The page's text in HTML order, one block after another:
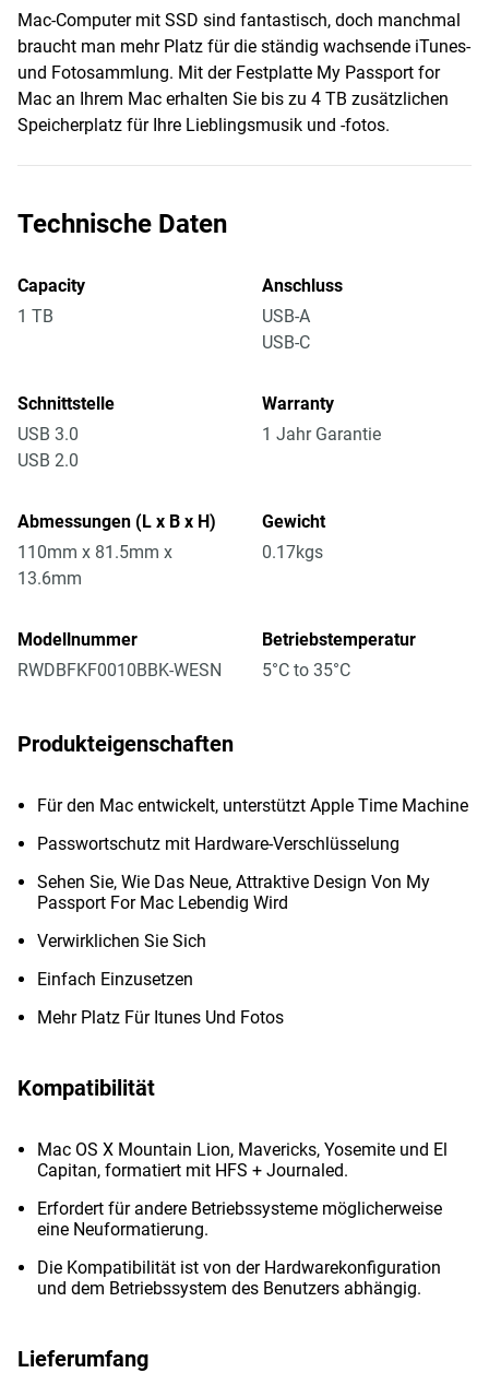
Mac-Computer mit SSD sind fantastisch, doch manchmal
braucht man mehr Platz für die ständig wachsende iTunes-
und Fotosammlung. Mit der Festplatte My Passport for
Mac an Ihrem Mac erhalten Sie bis zu 4 TB zusätzlichen
Speicherplatz für Ihre Lieblingsmusik und -fotos.
Technische Daten
Capacity
1 TB
Anschluss
USB-A
USB-C
Schnittstelle
USB 3.0
USB 2.0
Warranty
1 Jahr Garantie
Abmessungen (L x B x H)
110mm x 81.5mm x
13.6mm
Gewicht
0.17kgs
Modellnummer
RWDBFKF0010BBK-WESN
Betriebstemperatur
5°C to 35°C
Produkteigenschaften
Für den Mac entwickelt, unterstützt Apple Time Machine
Passwortschutz mit Hardware-Verschlüsselung
Sehen Sie, Wie Das Neue, Attraktive Design Von My
Passport For Mac Lebendig Wird
Verwirklichen Sie Sich
Einfach Einzusetzen
Mehr Platz Für Itunes Und Fotos
Kompatibilität
Mac OS X Mountain Lion, Mavericks, Yosemite und El
Capitan, formatiert mit HFS + Journaled.
Erfordert für andere Betriebssysteme möglicherweise
eine Neuformatierung.
Die Kompatibilität ist von der Hardwarekonfiguration
und dem Betriebssystem des Benutzers abhängig.
Lieferumfang